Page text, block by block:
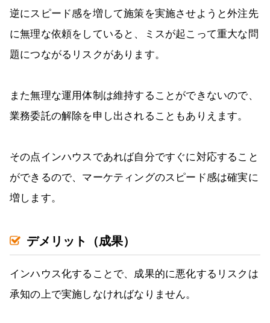
逆にスピード感を増して施策を実施させようと外注先
に無理な依頼をしていると、ミスが起こって重大な問
題につながるリスクがあります。
また無理な運用体制は維持することができないので、
業務委託の解除を申し出されることもありえます。
その点インハウスであれば自分ですぐに対応すること
ができるので、マーケティングのスピード感は確実に
増します。
デメリット（成果）
インハウス化することで、成果的に悪化するリスクは
承知の上で実施しなければなりません。